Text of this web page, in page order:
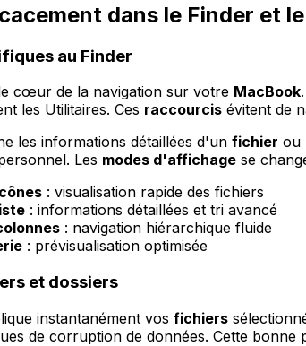
dans le Finder et
au Finder
cœur de la navigation sur votre MacBook.
les Utilitaires. Ces raccourcis évitent de
les informations détaillées d'un fichier ou
Les modes d'affichage se
: visualisation rapide des fichiers
: informations détaillées et tri avancé
: navigation hiérarchique fluide
: prévisualisation optimisée
et dossiers
instantanément vos fichiers
de corruption de données. Cette